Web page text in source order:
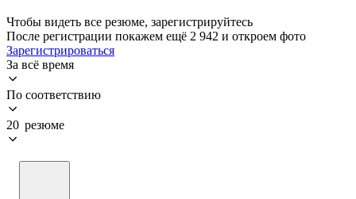
Чтобы видеть все резюме, зарегистрируйтесь
После регистрации покажем ещё 2 942 и откроем фото
Зарегистрироваться
За всё время
По соответствию
20 резюме